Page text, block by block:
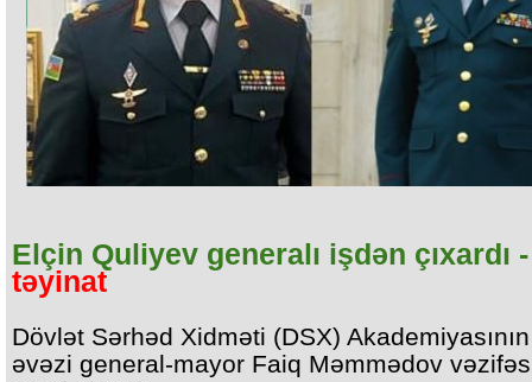
Elçin Quliyev generalı işdən çıxardı
təyinat
Dövlət Sərhəd Xidməti (DSX)
əvəzi general-mayor Faiq Məmmədov